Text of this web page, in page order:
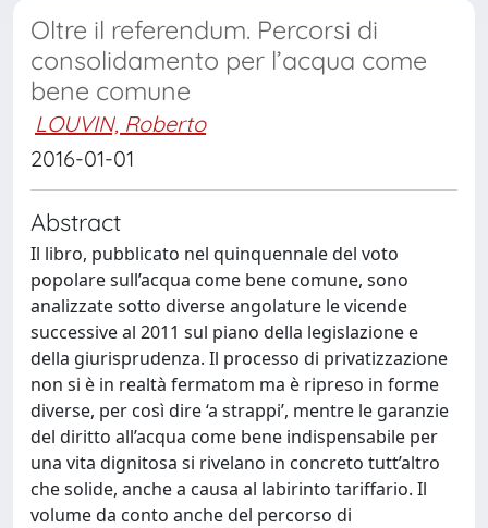
Oltre il referendum. Percorsi di
consolidamento per l’acqua come
bene comune
LOUVIN, Roberto
2016-01-01
Abstract
Il libro, pubblicato nel quinquennale del voto
popolare sull’acqua come bene comune, sono
analizzate sotto diverse angolature le vicende
successive al 2011 sul piano della legislazione e
della giurisprudenza. Il processo di privatizzazione
non si è in realtà fermatom ma è ripreso in forme
diverse, per così dire ‘a strappi’, mentre le garanzie
del diritto all’acqua come bene indispensabile per
una vita dignitosa si rivelano in concreto tutt’altro
che solide, anche a causa al labirinto tariffario. Il
volume da conto anche del percorso di